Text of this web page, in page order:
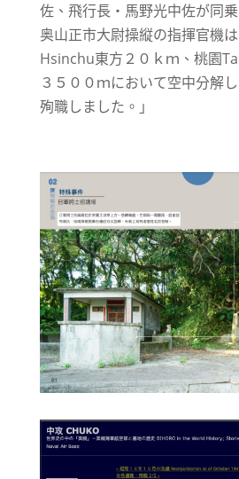
佐、飛行長・馬野光中佐が同
奥山正市大尉操縦の指揮官機
Hsinchu東方２０ｋｍ、桃園
３５００ｍにおいて空中分解
殉職しました。」